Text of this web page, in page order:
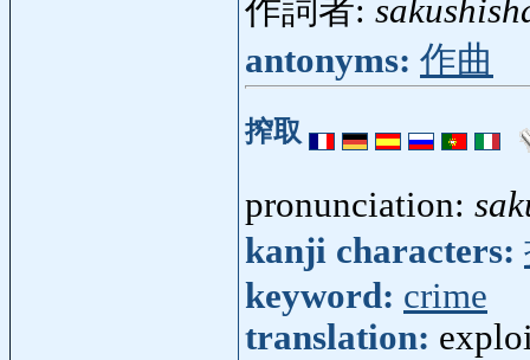
作詞者:
antonyms: 作曲
搾取
pronunciation:
kanji characters:
keyword: crime
translation: